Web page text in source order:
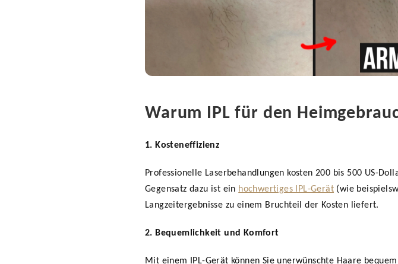
Warum IPL für den
1. Kosteneffizienz
Professionelle Laserbehandlungen kosten 200 bis 500 US-
Gegensatz dazu ist ein hochwertiges IPL-Gerät (wie
Langzeitergebnisse zu einem Bruchteil der Kosten liefert.
2. Bequemlichkeit und Komfort
Mit einem IPL-Gerät können Sie unerwünschte Haare